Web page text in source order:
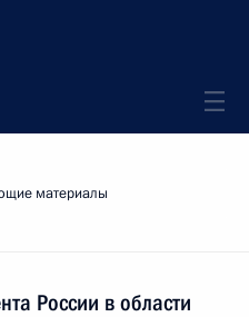
материалы
России в области